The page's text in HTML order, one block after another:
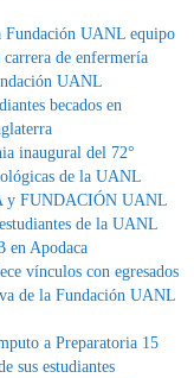
Fundación UANL equipo
de enfermería
UANL
becados en
inaugural del 72°
de la UANL
y FUNDACIÓN UANL
de la UANL
en Apodaca
vínculos con egresados
de la Fundación UANL
a Preparatoria 15
sus estudiantes